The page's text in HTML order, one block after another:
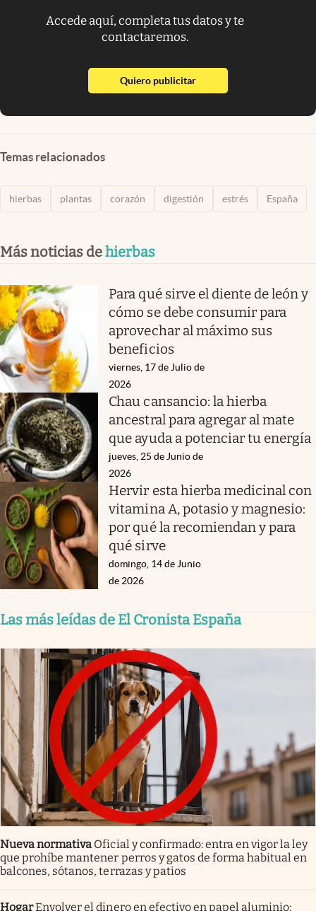
Accede aquí, completa tus datos y te
contactaremos.
Quiero publicitarabre en nueva pestaña
Temas relacionados
hierbas plantas corazón digestión estrés España
Más noticias dehierbas
Para qué sirve el diente de león y
cómo se debe consumir para
aprovechar al máximo sus
beneficios
viernes, 17 de Julio de
2026
Chau cansancio: la hierba
ancestral para agregar al mate
que ayuda a potenciar tu energía
jueves, 25 de Junio de
2026
Hervir esta hierba medicinal con
vitamina A, potasio y magnesio:
por qué la recomiendan y para
qué sirve
domingo, 14 de Junio
de 2026
Las más leídas de El Cronista España
Nueva normativa Oficial y confirmado: entra en vigor la ley
que prohíbe mantener perros y gatos de forma habitual en
balcones, sótanos, terrazas y patios
HogarEnvolver el dinero en efectivo en papel aluminio: